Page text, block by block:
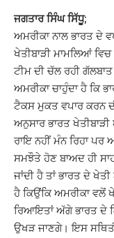
ਜਗਤਾਰ ਸਿੰਘ ਸਿੱਧੂ;
ਅਮਰੀਕਾ ਨਾਲ ਭਾਰਤ ਦੇ
ਖੇਤੀਬਾੜੀ ਮਾਮਲਿਆਂ
ਟੀਮ ਦੀ ਚੱਲ ਰਹੀ
ਅਮਰੀਕਾ ਚਾਹੁੰਦਾ ਹੈ ਕਿ
ਟੈਕਸ ਮੁਕਤ ਵਪਾਰ ਕਰਨ
ਅਨੁਸਾਰ ਭਾਰਤ
ਰਾਇ ਨਹੀਂ ਮੰਨ ਰਿਹਾ ਪਰ
ਸਮਝੌਤੇ ਹੋਣ ਬਾਅਦ ਹੀ
ਜਾਂਦੀ ਹੈ ਤਾਂ ਭਾਰਤ ਦੇ
ਹੈ ਕਿਉਂਕਿ ਅਮਰੀਕਾ
ਰਿਆਇਤਾਂ ਅੱਗੇ ਭਾਰਤ ਦੇ
ਉਖੜ ਜਾਣਗੇ। ਇਸ